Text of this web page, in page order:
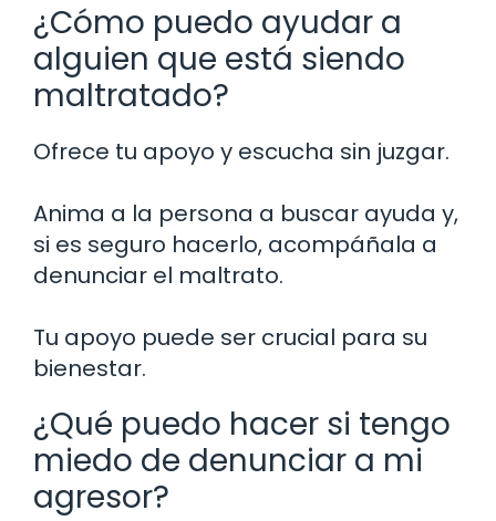
¿Cómo puedo ayudar a
alguien que está siendo
maltratado?
Ofrece tu apoyo y escucha sin juzgar.
Anima a la persona a buscar ayuda y,
si es seguro hacerlo, acompáñala a
denunciar el maltrato.
Tu apoyo puede ser crucial para su
bienestar.
¿Qué puedo hacer si tengo
miedo de denunciar a mi
agresor?